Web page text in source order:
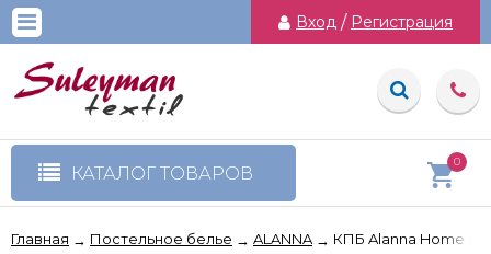
Вход / Регистрация
КАТАЛОГ ТОВАРОВ
0
Главная → Постельное белье → ALANNA → КПБ Alanna Home на